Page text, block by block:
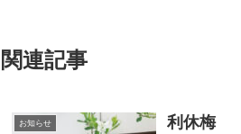
関連記事
お知らせ 利休梅